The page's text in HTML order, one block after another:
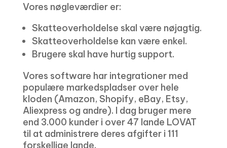
Vores nøgleværdier er:
Skatteoverholdelse skal være nøjagtig.
Skatteoverholdelse kan være enkel.
Brugere skal have hurtig support.
Vores software har integrationer med
populære markedspladser over hele
kloden (Amazon, Shopify, eBay, Etsy,
Aliexpress og andre). I dag bruger mere
end 3.000 kunder i over 47 lande LOVAT
til at administrere deres afgifter i 111
forskellige lande.